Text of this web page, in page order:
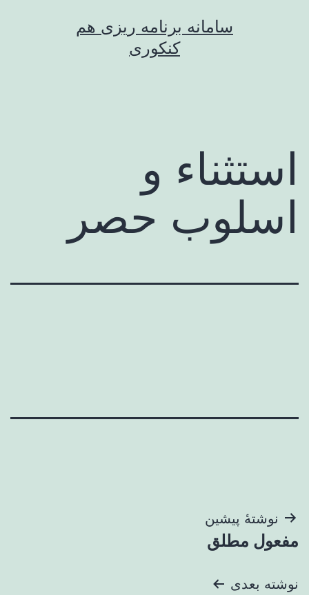
سامانه برنامه ریزی هم
کنکوری
استثناء و
اسلوب حصر
راهبری
نوشته
نوشتهٔ پیشین
مفعول مطلق
نوشته بعدی